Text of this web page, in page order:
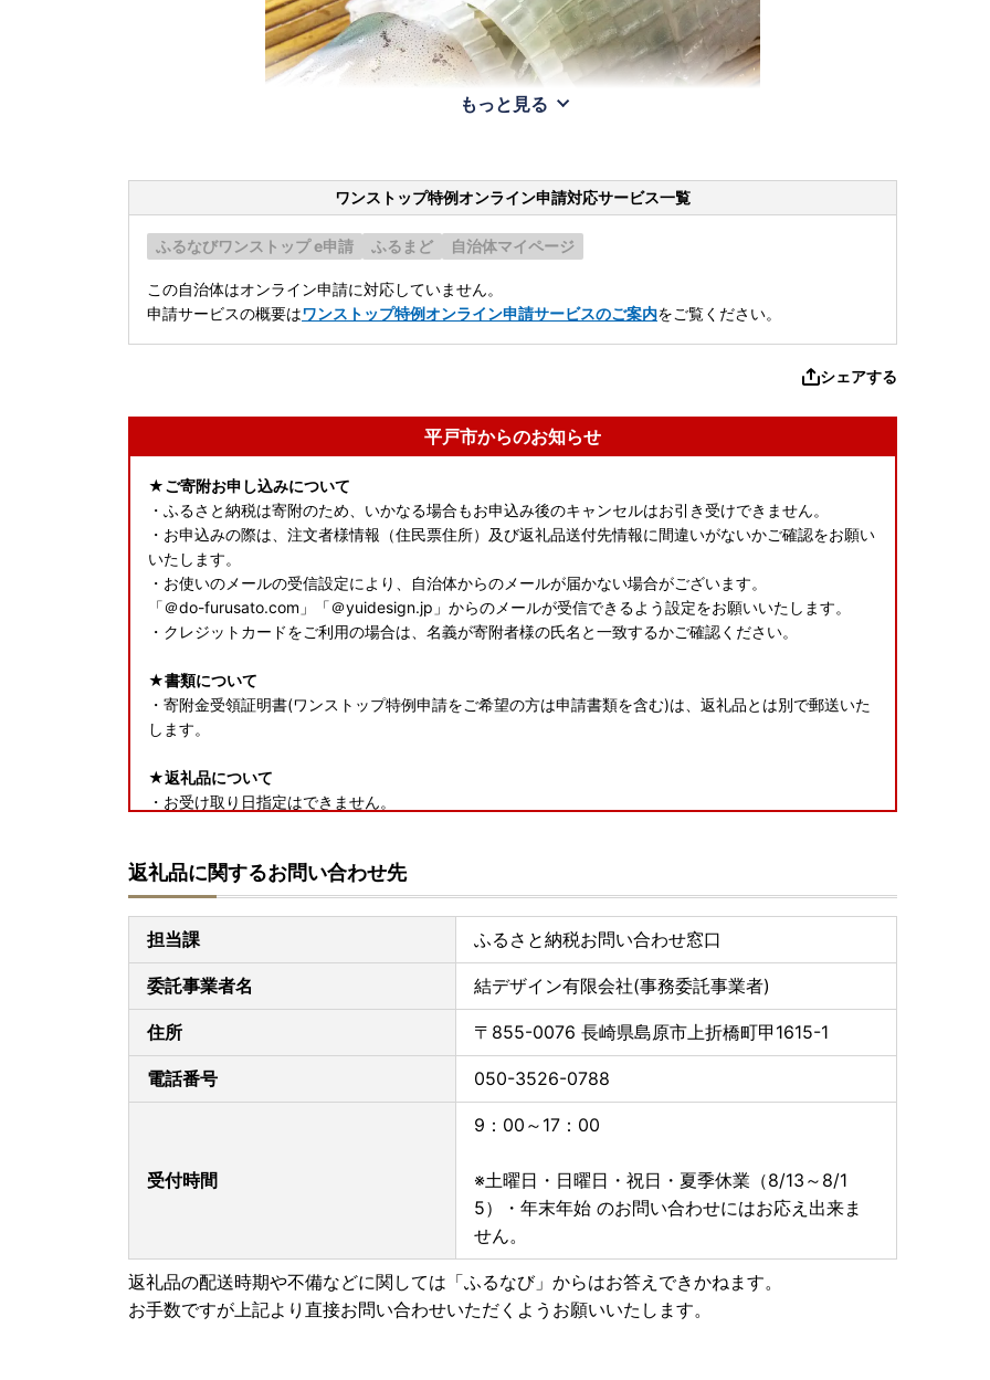
もっと見る
ワンストップ特例オンライン申請対応サービス一覧
ふるなびワンストップ e申請 ふるまど 自治体マイページ
この自治体はオンライン申請に対応していません。
申請サービスの概要はワンストップ特例オンライン申請サービスのご案内をご覧ください。
シェアする
平戸市からのお知らせ
★ご寄附お申し込みについて
・ふるさと納税は寄附のため、いかなる場合もお申込み後のキャンセルはお引き受けできません。
・お申込みの際は、注文者様情報（住民票住所）及び返礼品送付先情報に間違いがないかご確認をお願い
いたします。
・お使いのメールの受信設定により、自治体からのメールが届かない場合がございます。
「＠do-furusato.com」「＠yuidesign.jp」からのメールが受信できるよう設定をお願いいたします。
・クレジットカードをご利用の場合は、名義が寄附者様の氏名と一致するかご確認ください。
★書類について
・寄附金受領証明書(ワンストップ特例申請をご希望の方は申請書類を含む)は、返礼品とは別で郵送いた
します。
★返礼品について
・お受け取り日指定はできません。
合、再送はいたしません。また寄附金の返金もいたしかねます。
・手配状況次第では返礼品送付先ご住所の変更ができない場合があります。また転送する場合は転送料金
(受取人着払い)が発生しますので、ご了承ください。
・「のし」可の返礼品を除き、のしの対応はいたしかねます。
・事前に出荷日のご案内は行っておりません。また、ご要望をいただいても対応いたしかねます。
・返礼品をお届けする際の配送伝票について、ご依頼主にはご寄附者様のお名前が入ります。変更はいた
しかねますのでご了承ください。
・お受取人様の郵便受けにお届けする返礼品（メール便）につきましては、依頼主様のお名前は配送伝票
に印字されません。なお、ふるさと納税の記載が入りますのでご了承ください。
・複数の返礼品を選択頂いた場合、個別発送になることもございます。
ますようお願いいたします。
・返礼品の送付は、平戸市外にお住まいの方に限らせていただきます。
★個人情報について
平戸市ふるさと納税事業の範囲内で各種委託業者に情報提供します。
・ふるさと納税事務処理、申請書類の各種手続きのため
返礼品に関するお問い合わせ先
担当課 ふるさと納税お問い合わせ窓口
委託事業者名 結デザイン有限会社(事務委託事業者)
住所 〒855-0076 長崎県島原市上折橋町甲1615-1
電話番号 050-3526-0788
受付時間
9：00～17：00
※土曜日・日曜日・祝日・夏季休業（8/13～8/1
5）・年末年始 のお問い合わせにはお応え出来ま
せん。
返礼品の配送時期や不備などに関しては「ふるなび」からはお答えできかねます。
お手数ですが上記より直接お問い合わせいただくようお願いいたします。